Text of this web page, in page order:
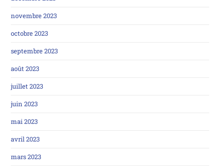
novembre 2023
octobre 2023
septembre 2023
août 2023
juillet 2023
juin 2023
mai 2023
avril 2023
mars 2023